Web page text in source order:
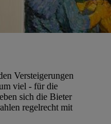
Versteigerungen
viel - für die
sich die Bieter
regelrecht mit